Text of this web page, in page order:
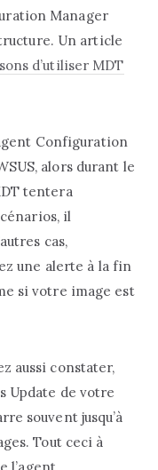
Manager
Un article
d’utiliser MDT
Configuration
alors durant le
tentera
il
cas,
une alerte à la fin
si votre image est
aussi constater,
Update de votre
souvent jusqu’à
Tout ceci à